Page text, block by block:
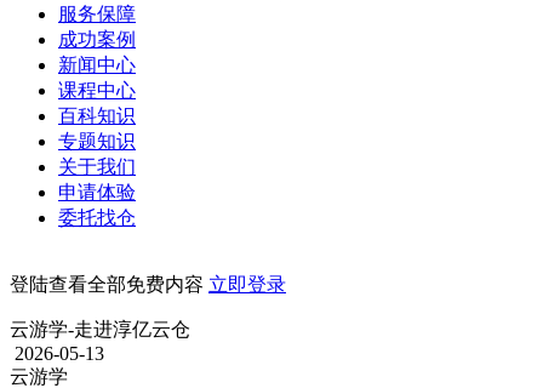
服务保障
成功案例
新闻中心
课程中心
百科知识
专题知识
关于我们
申请体验
委托找仓
登陆查看全部免费内容 立即登录
云游学-走进淳亿云仓
2026-05-13
云游学